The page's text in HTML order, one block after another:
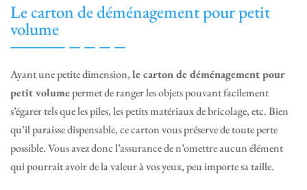
Le carton de déménagement pour petit
volume
Ayant une petite dimension,le carton de déménagement pour
petit volumepermet de ranger les objets pouvant facilement
s’égarer tels que les piles, les petits matériaux de bricolage, etc. Bien
qu’il paraisse dispensable, ce carton vous préserve de toute perte
possible. Vous avez donc l’assurance de n’omettre aucun élément
qui pourrait avoir de la valeur à vos yeux, peu importe sa taille.